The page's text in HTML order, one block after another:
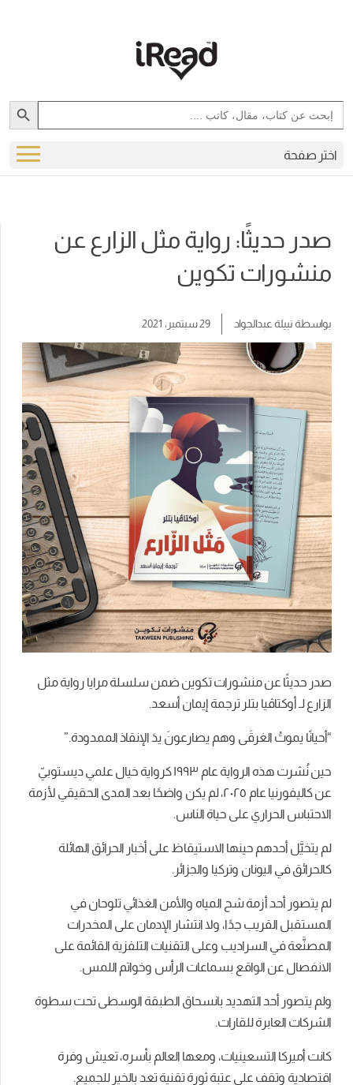
Search
for:
Search Button
اختر صفحة
صدر حديثًا: رواية مثل الزارع عن
منشورات تكوين
بواسطةنبيلة عبدالجواد 29 سبتمبر، 2021
صدر حديثًا‬⁩ عن ⁧‫منشورات تكوين‬⁩‬⁩ ضمن سلسلة ⁧‫مرايا‬⁩ رواية⁧‫ مثل
الزارع‬⁩ لـ أوكتاڤيا بتلر ترجمة ⁧‫إيمان أسعد.
“أحيانًا يموتُ الغرقَى وهم يصارعونَ يدَ الإنقاذ الممدودة.”
حين نُشرت هذه الرواية عام ١٩٩٣ كرواية خيال علمي ديستوبيّ
عن كاليفورنيا عام ٢٠٢٥، لم يكن واضحًا بعد المدى الحقيقي لأزمة
الاحتباس الحراري على حياة الناس.
لم يتخيَّل أحدهم حينها الاستيقاظ على أخبار الحرائق الهائلة
كالحرائق في اليونان وتركيا والجزائر.
لم يتصور أحد أزمة شح المياه والأمن الغذائي تلوحان في
المستقبل القريب جدًا، ولا انتشار الإدمان على المخدرات
المصنَّعة في السراديب وعلى التقنيات التلفزية القائمة على
الانفصال عن الواقع بسماعات الرأس وخواتم اللمس.
ولم يتصور أحد التهديد بانسحاق الطبقة الوسطى تحت سطوة
الشركات العابرة للقارات.
كانت أميركا التسعينيات، ومعها العالم بأسره، تعيش وفرة
اقتصادية وتقف على عتبة ثورة تقنية تعد بالخير للجميع.